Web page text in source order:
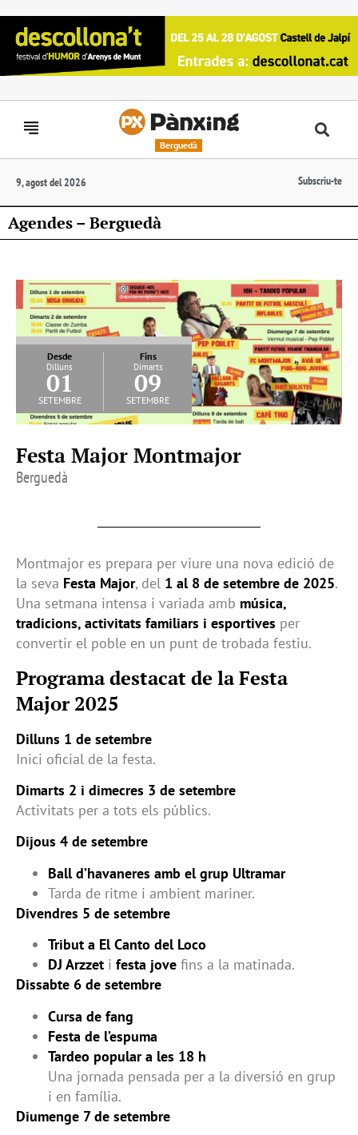
Berguedà
9, agost del 2026 Subscriu-te
Agendes – Berguedà
Desde
Dilluns
01
setembre
Fins
Dimarts
09
setembre
Festa Major Montmajor
Berguedà
Montmajor es prepara per viure una nova edició de
la seva Festa Major, del 1 al 8 de setembre de 2025.
Una setmana intensa i variada amb música,
tradicions, activitats familiars i esportives per
convertir el poble en un punt de trobada festiu.
Programa destacat de la Festa
Major 2025
Dilluns 1 de setembre
Inici oficial de la festa.
Dimarts 2 i dimecres 3 de setembre
Activitats per a tots els públics.
Dijous 4 de setembre
Ball d’havaneres amb el grup Ultramar
Tarda de ritme i ambient mariner.
Divendres 5 de setembre
Tribut a El Canto del Loco
DJ Arzzet i festa jove fins a la matinada.
Dissabte 6 de setembre
Cursa de fang
Festa de l’espuma
Tardeo popular a les 18 h
Una jornada pensada per a la diversió en grup
i en família.
Diumenge 7 de setembre